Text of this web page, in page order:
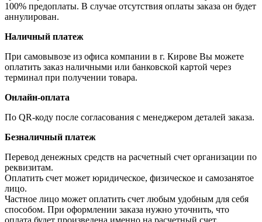
100% предоплаты. В случае отсутствия оплаты заказа он будет
аннулирован.
Наличный платеж
При самовывозе из офиса компании в г. Кирове Вы можете
оплатить заказ наличными или банковской картой через
терминал при получении товара.
Онлайн-оплата
По QR-коду после согласования с менеджером деталей заказа.
Безналичный платеж
Перевод денежных средств на расчетный счет организации по
реквизитам.
Оплатить счет может юридическое, физическое и самозанятое
лицо.
Частное лицо может оплатить счет любым удобным для себя
способом. При оформлении заказа нужно уточнить, что
оплата будет произведена именно на расчетный счет.